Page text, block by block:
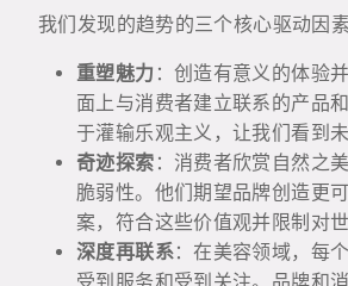
我们发现的趋势的三个核心驱动因素
重塑魅力 ：创造有意义的体验
面上与消费者建立联系的产品
于灌输乐观主义，让我们看到
奇迹探索 ：消费者欣赏自然之
脆弱性。他们期望品牌创造更
案，符合这些价值观并限制对世
深度再联系：在美容领域，每